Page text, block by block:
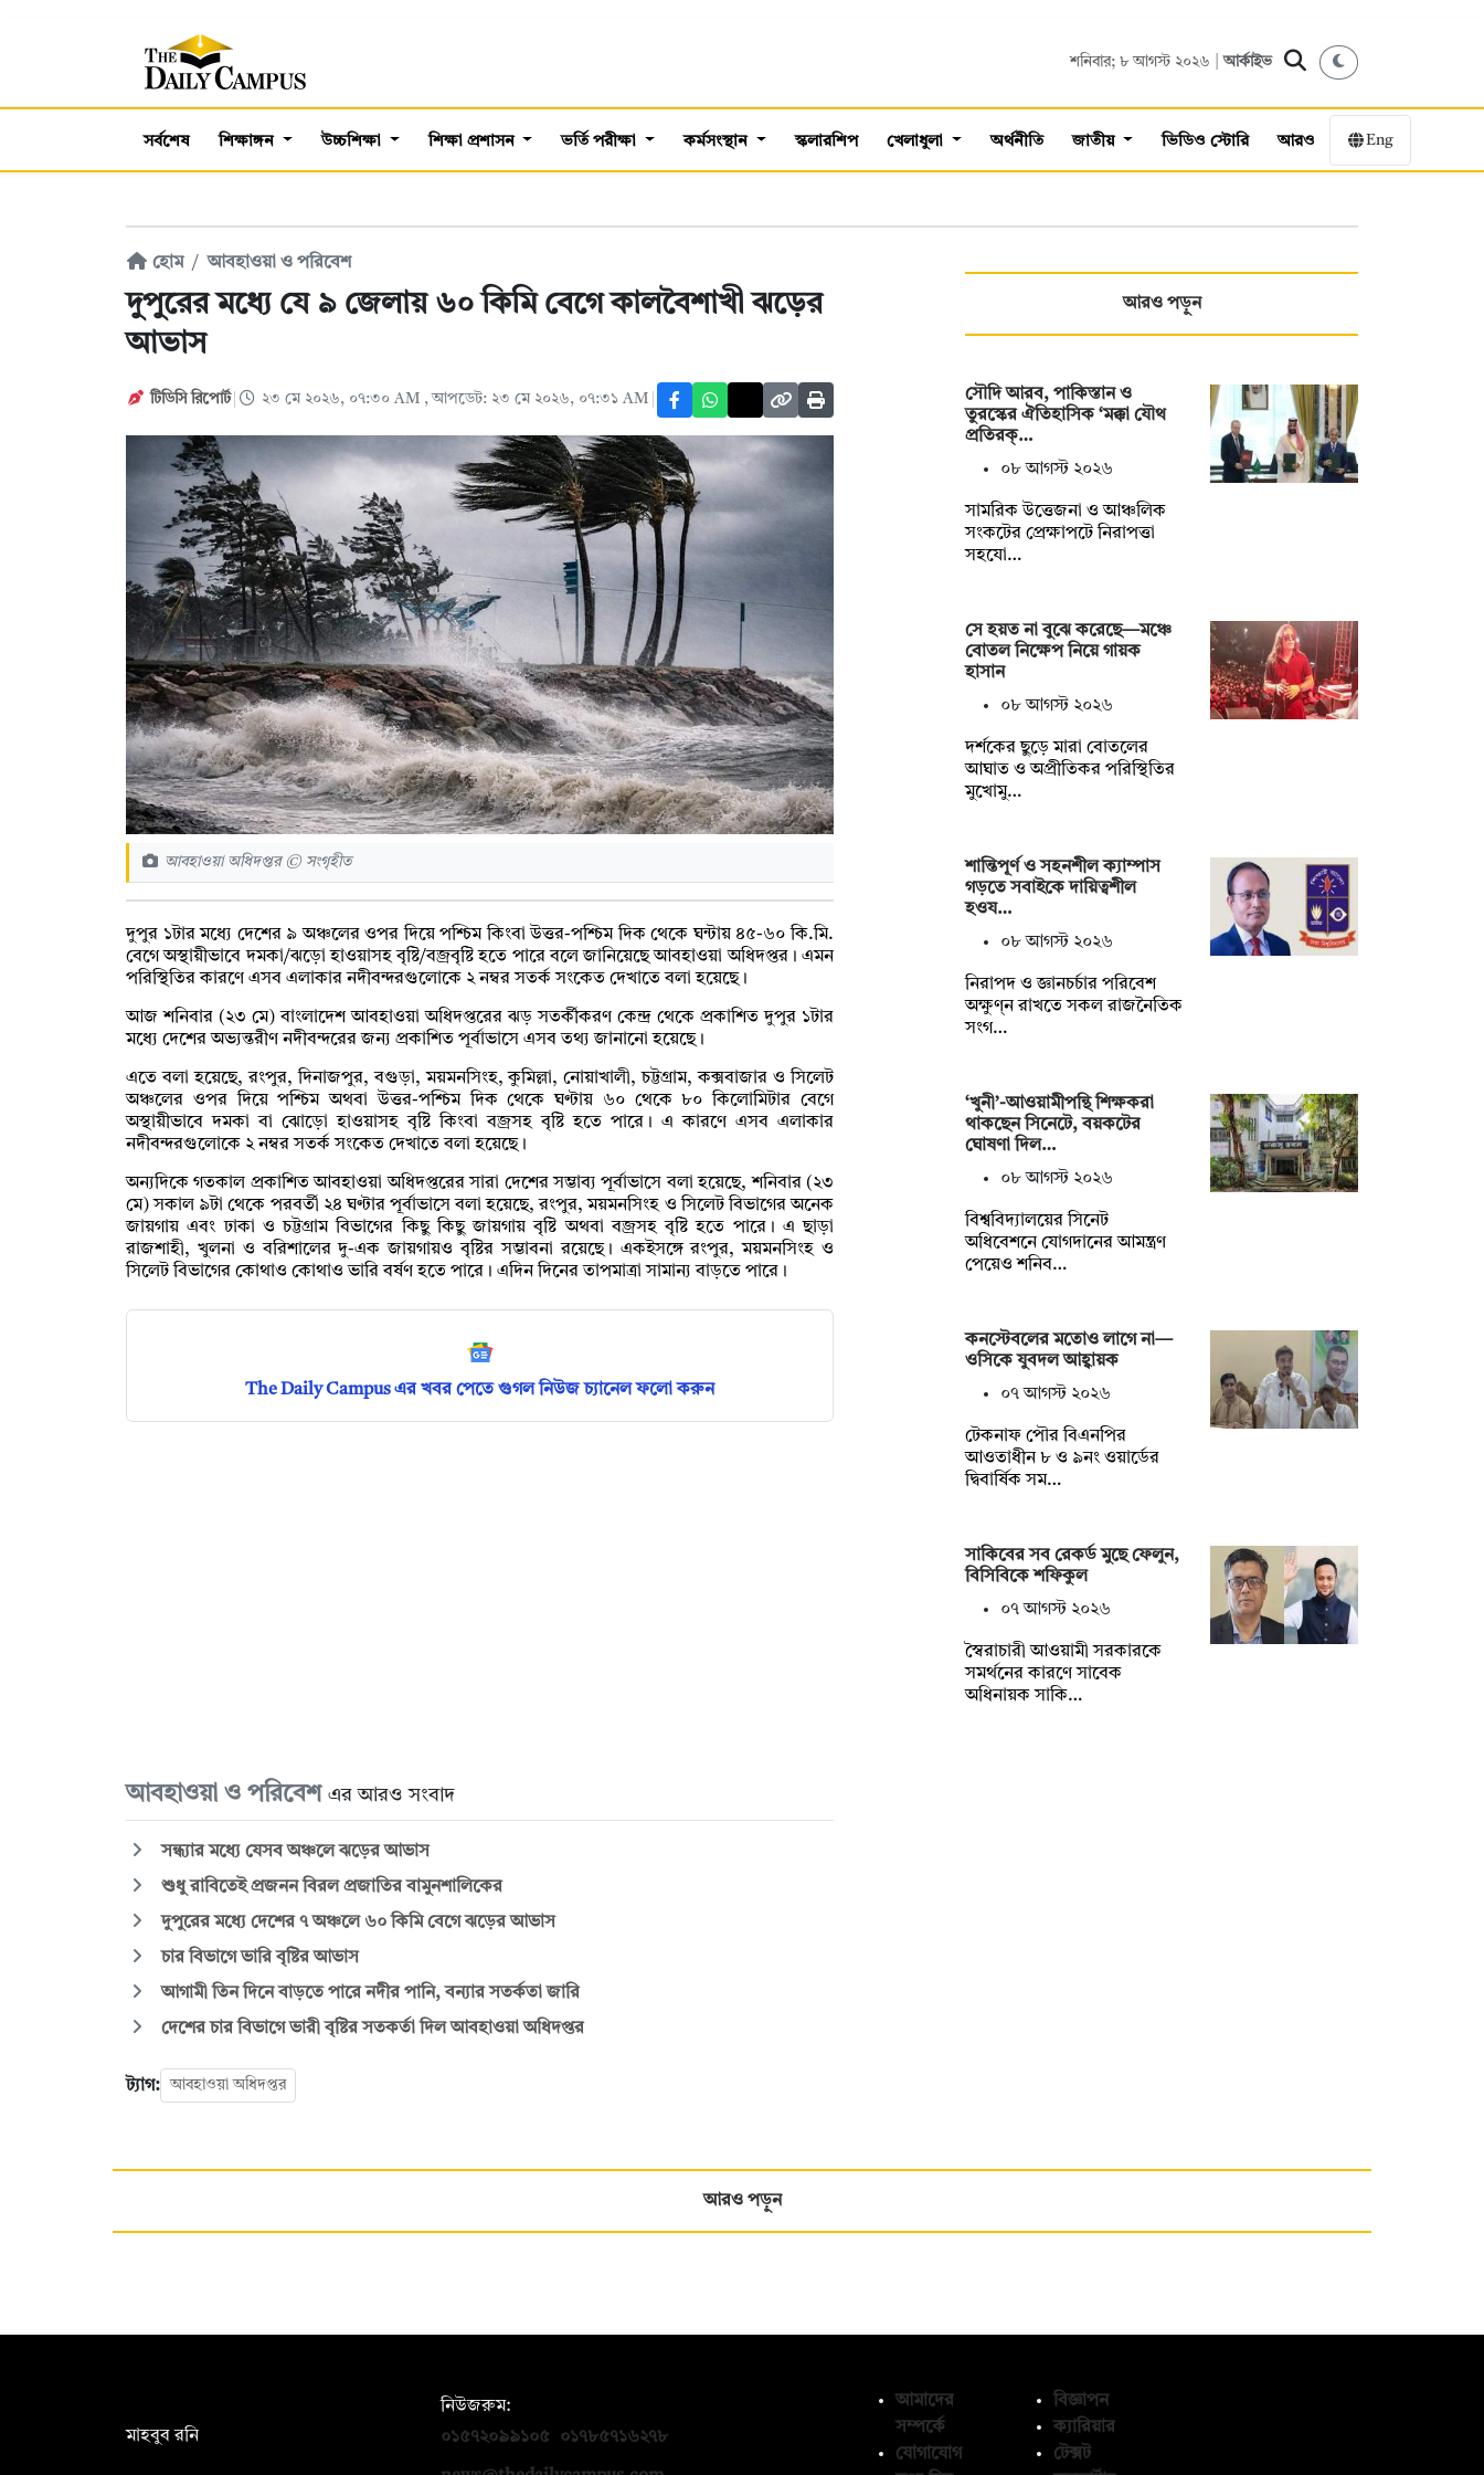
শনিবার; ৮ আগস্ট ২০২৬ |আর্কাইভ
সর্বশেষ শিক্ষাঙ্গন উচ্চশিক্ষা শিক্ষা প্রশাসন ভর্তি পরীক্ষা কর্মসংস্থান স্কলারশিপ খেলাধুলা অর্থনীতি জাতীয় ভিডিও স্টোরি আরও Eng
হোম আবহাওয়া ও পরিবেশ
দুপুরের মধ্যে যে ৯ জেলায় ৬০ কিমি বেগে কালবৈশাখী ঝড়ের
আভাস
টিডিসি রিপোর্ট ২৩ মে ২০২৬, ০৭:৩০ AM , আপডেট: ২৩ মে ২০২৬, ০৭:৩১ AM
আবহাওয়া অধিদপ্তর © সংগৃহীত
দুপুর ১টার মধ্যে দেশের ৯ অঞ্চলের ওপর দিয়ে পশ্চিম কিংবা উত্তর-পশ্চিম দিক থেকে ঘন্টায় ৪৫-৬০ কি.মি.
বেগে অস্থায়ীভাবে দমকা/ঝড়ো হাওয়াসহ বৃষ্টি/বজ্রবৃষ্টি হতে পারে বলে জানিয়েছে আবহাওয়া অধিদপ্তর। এমন
পরিস্থিতির কারণে এসব এলাকার নদীবন্দরগুলোকে ২ নম্বর সতর্ক সংকেত দেখাতে বলা হয়েছে।
আজ শনিবার (২৩ মে) বাংলাদেশ আবহাওয়া অধিদপ্তরের ঝড় সতর্কীকরণ কেন্দ্র থেকে প্রকাশিত দুপুর ১টার
মধ্যে দেশের অভ্যন্তরীণ নদীবন্দরের জন্য প্রকাশিত পূর্বাভাসে এসব তথ্য জানানো হয়েছে।
এতে বলা হয়েছে, রংপুর, দিনাজপুর, বগুড়া, ময়মনসিংহ, কুমিল্লা, নোয়াখালী, চট্টগ্রাম, কক্সবাজার ও সিলেট
অঞ্চলের ওপর দিয়ে পশ্চিম অথবা উত্তর-পশ্চিম দিক থেকে ঘণ্টায় ৬০ থেকে ৮০ কিলোমিটার বেগে
অস্থায়ীভাবে দমকা বা ঝোড়ো হাওয়াসহ বৃষ্টি কিংবা বজ্রসহ বৃষ্টি হতে পারে। এ কারণে এসব এলাকার
নদীবন্দরগুলোকে ২ নম্বর সতর্ক সংকেত দেখাতে বলা হয়েছে।
অন্যদিকে গতকাল প্রকাশিত আবহাওয়া অধিদপ্তরের সারা দেশের সম্ভাব্য পূর্বাভাসে বলা হয়েছে, শনিবার (২৩
মে) সকাল ৯টা থেকে পরবর্তী ২৪ ঘণ্টার পূর্বাভাসে বলা হয়েছে, রংপুর, ময়মনসিংহ ও সিলেট বিভাগের অনেক
জায়গায় এবং ঢাকা ও চট্টগ্রাম বিভাগের কিছু কিছু জায়গায় বৃষ্টি অথবা বজ্রসহ বৃষ্টি হতে পারে। এ ছাড়া
রাজশাহী, খুলনা ও বরিশালের দু-এক জায়গায়ও বৃষ্টির সম্ভাবনা রয়েছে। একইসঙ্গে রংপুর, ময়মনসিংহ ও
সিলেট বিভাগের কোথাও কোথাও ভারি বর্ষণ হতে পারে। এদিন দিনের তাপমাত্রা সামান্য বাড়তে পারে।
The Daily Campus এর খবর পেতে গুগল নিউজ চ্যানেল ফলো করুন
আবহাওয়া ও পরিবেশ এর আরও সংবাদ
সন্ধ্যার মধ্যে যেসব অঞ্চলে ঝড়ের আভাস
শুধু রাবিতেই প্রজনন বিরল প্রজাতির বামুনশালিকের
দুপুরের মধ্যে দেশের ৭ অঞ্চলে ৬০ কিমি বেগে ঝড়ের আভাস
চার বিভাগে ভারি বৃষ্টির আভাস
আগামী তিন দিনে বাড়তে পারে নদীর পানি, বন্যার সতর্কতা জারি
দেশের চার বিভাগে ভারী বৃষ্টির সতকর্তা দিল আবহাওয়া অধিদপ্তর
ট্যাগ: আবহাওয়া অধিদপ্তর
আরও পড়ুন
সৌদি আরব, পাকিস্তান ও
তুরস্কের ঐতিহাসিক ‘মক্কা যৌথ
প্রতিরক্…
০৮ আগস্ট ২০২৬
সামরিক উত্তেজনা ও আঞ্চলিক
সংকটের প্রেক্ষাপটে নিরাপত্তা
সহযো…
সে হয়ত না ‍বুঝে করেছে—মঞ্চে
বোতল নিক্ষেপ নিয়ে গায়ক
হাসান
০৮ আগস্ট ২০২৬
দর্শকের ছুড়ে মারা বোতলের
আঘাত ও অপ্রীতিকর পরিস্থিতির
মুখোমু…
শান্তিপূর্ণ ও সহনশীল ক্যাম্পাস
গড়তে সবাইকে দায়িত্বশীল
হওয…
০৮ আগস্ট ২০২৬
নিরাপদ ও জ্ঞানচর্চার পরিবেশ
অক্ষুণ্ন রাখতে সকল রাজনৈতিক
সংগ…
‘খুনী’-আওয়ামীপন্থি শিক্ষকরা
থাকছেন সিনেটে, বয়কটের
ঘোষণা দিল…
০৮ আগস্ট ২০২৬
বিশ্ববিদ্যালয়ের সিনেট
অধিবেশনে যোগদানের আমন্ত্রণ
পেয়েও শনিব…
কনস্টেবলের মতোও লাগে না—
ওসিকে যুবদল আহ্বায়ক
০৭ আগস্ট ২০২৬
টেকনাফ পৌর বিএনপির
আওতাধীন ৮ ও ৯নং ওয়ার্ডের
দ্বিবার্ষিক সম…
সাকিবের সব রেকর্ড মুছে ফেলুন,
বিসিবিকে শফিকুল
০৭ আগস্ট ২০২৬
স্বৈরাচারী আওয়ামী সরকারকে
সমর্থনের কারণে সাবেক
অধিনায়ক সাকি…
আরও পড়ুন
মাহবুব রনি
নিউজরুম:
০১৫৭২০৯৯১০৫
০১৭৮৫৭১৬২৭৮
আমাদের
সম্পর্কে
যোগাযোগ
বিজ্ঞাপন
ক্যারিয়ার
টেক্সট